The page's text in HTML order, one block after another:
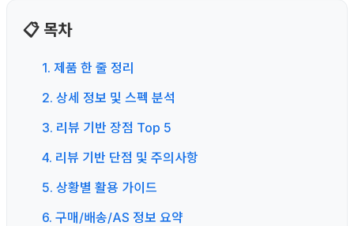
📋 목차
1. 제품 한 줄 정리
2. 상세 정보 및 스펙 분석
3. 리뷰 기반 장점 Top 5
4. 리뷰 기반 단점 및 주의사항
5. 상황별 활용 가이드
6. 구매/배송/AS 정보 요약